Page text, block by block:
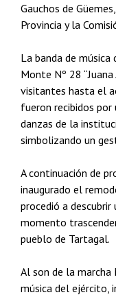
Gauchos de
Provincia y la
La banda de
Monte Nº 28
visitantes hasta el
fueron recibidos por
danzas de la
simbolizando un
A continuación de
inaugurado el
procedió a
momento
pueblo de Tartagal.
Al son de la marcha
música del ejército,